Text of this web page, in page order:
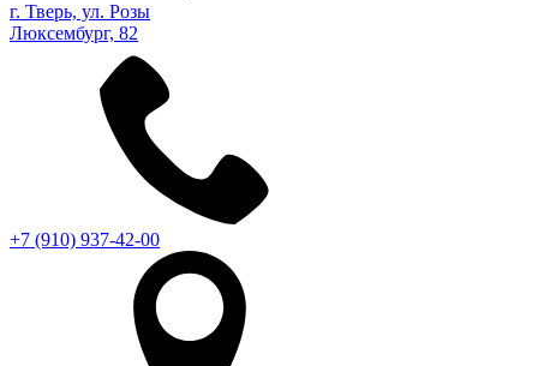
г. Тверь, ул. Розы
Люксембург, 82
+7 (910) 937-42-00